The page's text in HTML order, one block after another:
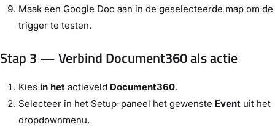
Maak een Google Doc aan in de geselecteerde map om de
trigger te testen.
Stap 3 — Verbind Document360 als actie
Kies in het actieveld Document360.
Selecteer in het Setup-paneel het gewenste Event uit het
dropdownmenu.